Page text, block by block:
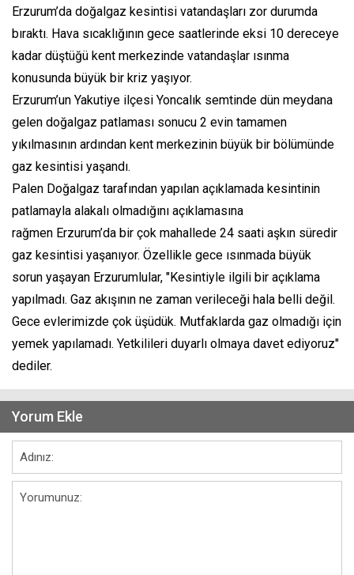
Erzurum’da doğalgaz kesintisi vatandaşları zor durumda
bıraktı. Hava sıcaklığının gece saatlerinde eksi 10 dereceye
kadar düştüğü kent merkezinde vatandaşlar ısınma
konusunda büyük bir kriz yaşıyor.
Erzurum’un Yakutiye ilçesi Yoncalık semtinde dün meydana
gelen doğalgaz patlaması sonucu 2 evin tamamen
yıkılmasının ardından kent merkezinin büyük bir bölümünde
gaz kesintisi yaşandı.
Palen Doğalgaz tarafından yapılan açıklamada kesintinin
patlamayla alakalı olmadığını açıklamasına
rağmen Erzurum’da bir çok mahallede 24 saati aşkın süredir
gaz kesintisi yaşanıyor. Özellikle gece ısınmada büyük
sorun yaşayan Erzurumlular, "Kesintiyle ilgili bir açıklama
yapılmadı. Gaz akışının ne zaman verileceği hala belli değil.
Gece evlerimizde çok üşüdük. Mutfaklarda gaz olmadığı için
yemek yapılamadı. Yetkilileri duyarlı olmaya davet ediyoruz"
dediler.
Yorum Ekle